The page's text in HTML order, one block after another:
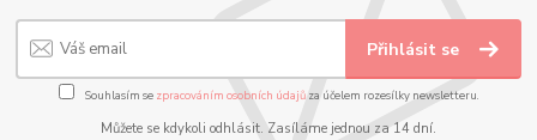
Přihlásit se
Souhlasím se zpracováním osobních údajůza účelem rozesílky newsletteru.
Můžete se kdykoli odhlásit. Zasíláme jednou za 14 dní.